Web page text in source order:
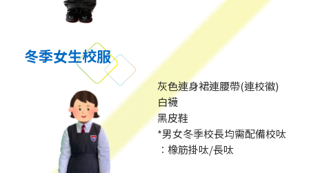
冬季女生校服
灰色連身裙連腰帶(連校徽)
白襪
黑皮鞋
*男女冬季校長均需配備校呔
︰橡筋掛呔/長呔